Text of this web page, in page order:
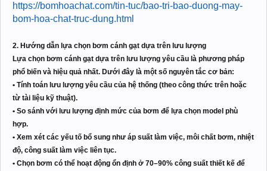
https://bomhoachat.com/tin-tuc/bao-tri-bao-duong-may-
bom-hoa-chat-truc-dung.html
2. Hướng dẫn lựa chọn bơm cánh gạt dựa trên lưu lượng
Lựa chọn bơm cánh gạt dựa trên lưu lượng yêu cầu là phương pháp
phổ biến và hiệu quả nhất. Dưới đây là một số nguyên tắc cơ bản:
• Tính toán lưu lượng yêu cầu của hệ thống (theo công thức trên hoặc
từ tài liệu kỹ thuật).
• So sánh với lưu lượng định mức của bơm để lựa chọn model phù
hợp.
• Xem xét các yếu tố bổ sung như áp suất làm việc, môi chất bơm, nhiệt
độ, công suất làm việc liên tục.
• Chọn bơm có thể hoạt động ổn định ở 70–90% công suất thiết kế để